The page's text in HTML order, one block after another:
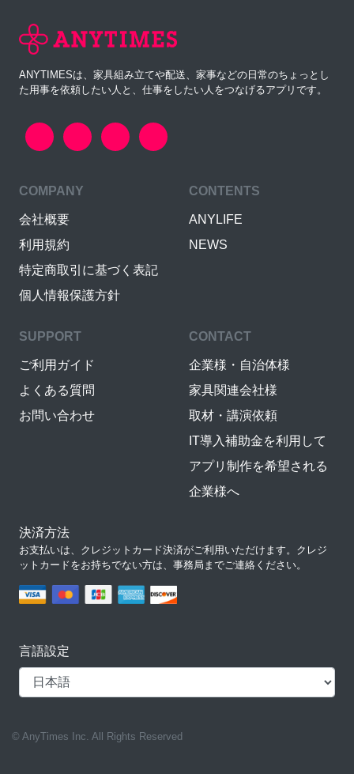
ANYTIMESは、家具組み立てや配送、家事などの日常のちょっとし
た用事を依頼したい人と、仕事をしたい人をつなげるアプリです。
COMPANY
会社概要
利用規約
特定商取引に基づく表記
個人情報保護方針
CONTENTS
ANYLIFE
NEWS
SUPPORT
ご利用ガイド
よくある質問
お問い合わせ
CONTACT
企業様・自治体様
家具関連会社様
取材・講演依頼
IT導入補助金を利用して
アプリ制作を希望される
企業様へ
決済方法
お支払いは、クレジットカード決済がご利用いただけます。クレジ
ットカードをお持ちでない方は、事務局までご連絡ください。
言語設定
© AnyTimes Inc. All Rights Reserved